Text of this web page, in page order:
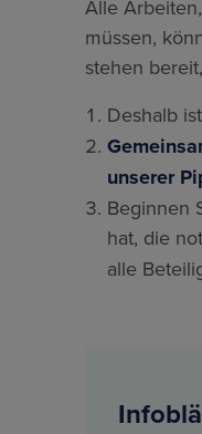
Alle
müssen,
stehen
Deshalb
unserer
Beginnen
hat, die
alle